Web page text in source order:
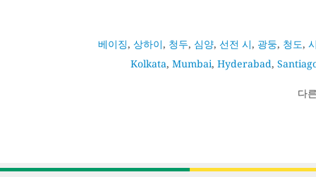
베이징, 상하이, 청두, 심양, 선전 시, 광둥, 청도,
Kolkata, Mumbai, Hyderabad,
다